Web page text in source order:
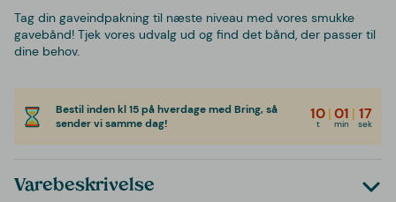
Tag din gaveindpakning til næste niveau med vores smukke
gavebånd! Tjek vores udvalg ud og find det bånd, der passer til
dine behov.
Bestil inden kl 15 på hverdage med Bring, så
sender vi samme dag!
10
t
|01
min
| 17
sek
Varebeskrivelse